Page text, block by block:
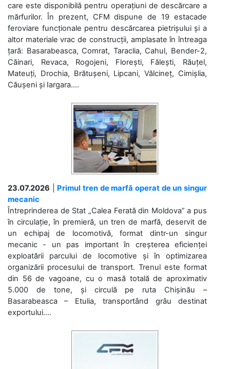
care este disponibilă pentru operațiuni de descărcare a
mărfurilor. În prezent, CFM dispune de 19 estacade
feroviare funcționale pentru descărcarea pietrișului și a
altor materiale vrac de construcții, amplasate în întreaga
țară: Basarabeasca, Comrat, Taraclia, Cahul, Bender-2,
Căinari, Revaca, Rogojeni, Florești, Fălești, Răuțel,
Mateuți, Drochia, Brătușeni, Lipcani, Vălcineț, Cimișlia,
Căușeni și Iargara....
23.07.2026
Primul tren de marfă operat de un singur
mecanic
Întreprinderea de Stat „Calea Ferată din Moldova” a pus
în circulație, în premieră, un tren de marfă, deservit de
un echipaj de locomotivă, format dintr-un singur
mecanic - un pas important în creșterea eficienței
exploatării parcului de locomotive și în optimizarea
organizării procesului de transport. Trenul este format
din 56 de vagoane, cu o masă totală de aproximativ
5.000 de tone, și circulă pe ruta Chișinău –
Basarabeasca – Etulia, transportând grâu destinat
exportului....